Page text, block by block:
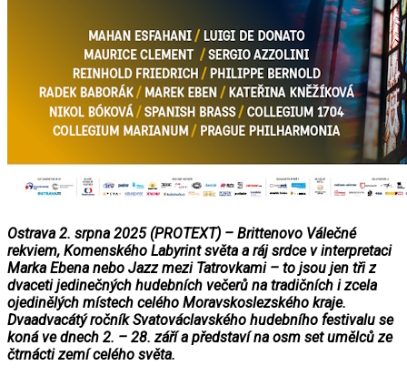
Ostrava 2. srpna 2025 (PROTEXT) – Brittenovo Válečné
rekviem, Komenského Labyrint světa a ráj srdce v interpretaci
Marka Ebena nebo Jazz mezi Tatrovkami – to jsou jen tři z
dvaceti jedinečných hudebních večerů na tradičních i zcela
ojedinělých místech celého Moravskoslezského kraje.
Dvaadvacátý ročník Svatováclavského hudebního festivalu se
koná ve dnech 2. – 28. září a představí na osm set umělců ze
čtrnácti zemí celého světa.